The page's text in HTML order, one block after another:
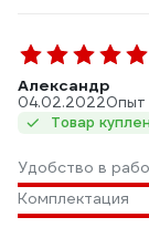
Александр
04.02.2022Опыт
Товар
Удобство в
Комплектация